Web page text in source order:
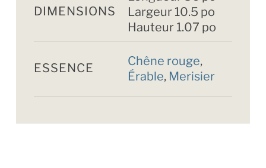
DIMENSIONS
Largeur 10.5 po
Hauteur 1.07 po
ESSENCE Chêne rouge,
Érable, Merisier